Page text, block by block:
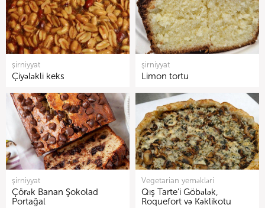
şirniyyat
Çiyələkli keks
şirniyyat
Limon tortu
şirniyyat
Çörək Banan Şokolad
Portağal
Vegetarian yeməkləri
Qış Tarte'i Göbələk,
Roquefort və Kəklikotu